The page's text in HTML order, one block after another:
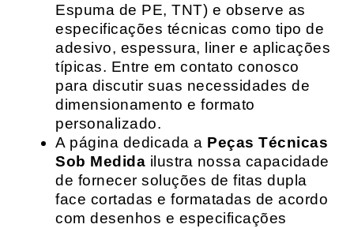
Espuma de PE, TNT) e observe as
especificações técnicas como tipo de
adesivo, espessura, liner e aplicações
típicas. Entre em contato conosco
para discutir suas necessidades de
dimensionamento e formato
personalizado.
A página dedicada a Peças Técnicas
Sob Medida ilustra nossa capacidade
de fornecer soluções de fitas dupla
face cortadas e formatadas de acordo
com desenhos e especificações